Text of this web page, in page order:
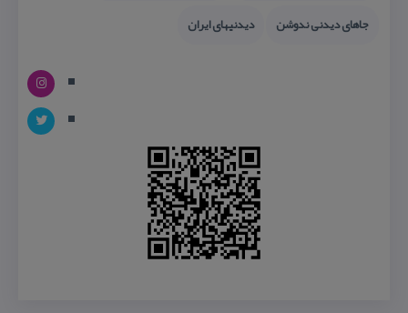
جاهای دیدنی ندوشن
دیدنیهای ایران